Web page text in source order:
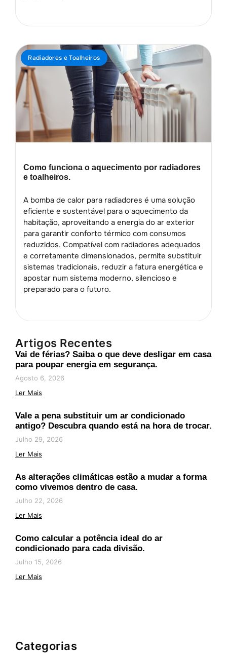
Radiadores e Toalheiros
Como funciona o aquecimento por radiadores
e toalheiros.
A bomba de calor para radiadores é uma solução
eficiente e sustentável para o aquecimento da
habitação, aproveitando a energia do ar exterior
para garantir conforto térmico com consumos
reduzidos. Compatível com radiadores adequados
e corretamente dimensionados, permite substituir
sistemas tradicionais, reduzir a fatura energética e
apostar num sistema moderno, silencioso e
preparado para o futuro.
Artigos Recentes
Vai de férias? Saiba o que deve desligar em casa
para poupar energia em segurança.
Agosto 6, 2026
Ler Mais
Vale a pena substituir um ar condicionado
antigo? Descubra quando está na hora de trocar.
Julho 29, 2026
Ler Mais
As alterações climáticas estão a mudar a forma
como vivemos dentro de casa.
Julho 22, 2026
Ler Mais
Como calcular a potência ideal do ar
condicionado para cada divisão.
Julho 15, 2026
Ler Mais
Categorias